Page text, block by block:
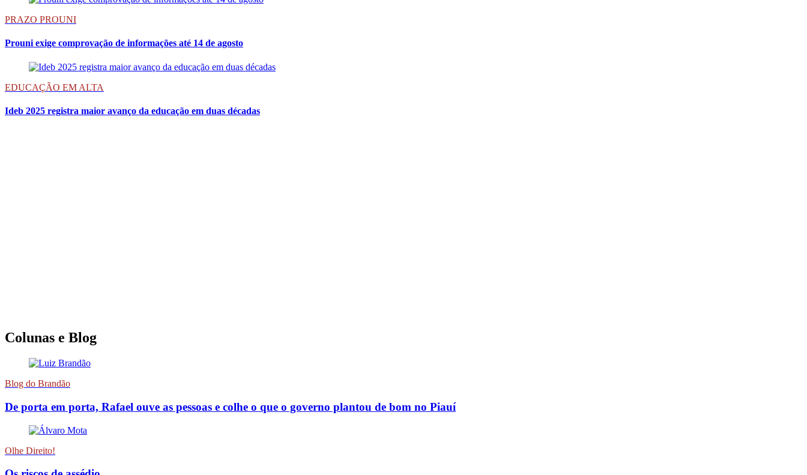
PRAZO PROUNI
Prouni exige comprovação de informações até 14 de agosto
EDUCAÇÃO EM ALTA
Ideb 2025 registra maior avanço da educação em duas décadas
Colunas e Blog
Blog do Brandão
De porta em porta, Rafael ouve as pessoas e colhe o que o governo plantou de bom no Piauí
Olhe Direito!